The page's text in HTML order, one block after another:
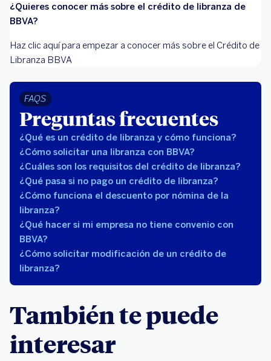
¿Quieres conocer más sobre el crédito de libranza de
BBVA?
Haz clic aquí para empezar a conocer más sobre el Crédito de
Libranza BBVA
FAQS
Preguntas frecuentes
¿Qué es un crédito de libranza y cómo funciona?
¿Cómo solicitar una libranza con BBVA?
¿Cuáles son los requisitos del crédito de libranza?
¿Qué pasa si no pago un crédito de libranza?
¿Cómo funciona el descuento por nómina de la
libranza?
¿Qué hacer si mi empresa no tiene convenio con
BBVA?
¿Cómo solicitar modificación de un crédito de
libranza?
También te puede
interesar